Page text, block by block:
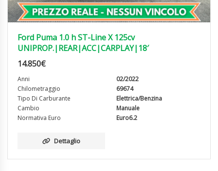
Ford Puma 1.0 h ST-Line X 125cv
UNIPROP.|REAR|ACC|CARPLAY|18′
14.850€
Anni
02/2022
Chilometraggio
69674
Tipo Di Carburante
Elettrica/Benzina
Cambio
Manuale
Normativa Euro
Euro6.2
Dettaglio